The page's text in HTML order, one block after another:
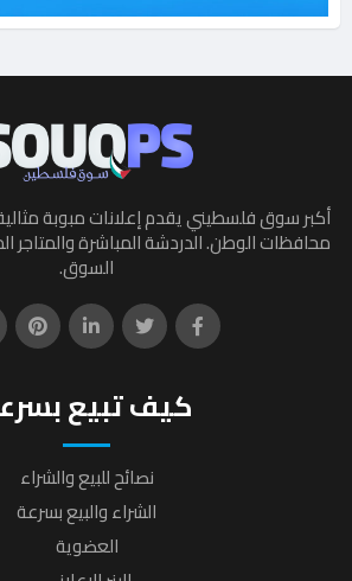
أكبر سوق فلسطيني يقدم إعلانات مبوبة
محافظات الوطن. الدردشة المباشرة
السوق.
كيف تبيع
نصائح للبيع والشراء
الشراء والبيع بسرعة
العضوية